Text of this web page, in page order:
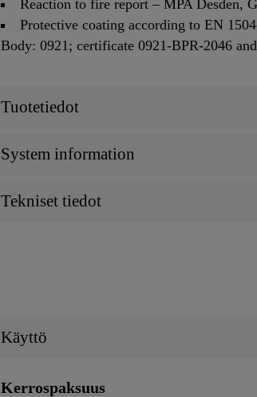
Reaction to fire report – MPA Desden,
Protective coating according to EN
Body: 0921; certificate 0921-BPR-2046
Tuotetiedot
System information
Tekniset tiedot
Käyttö
Kerrospaksuus